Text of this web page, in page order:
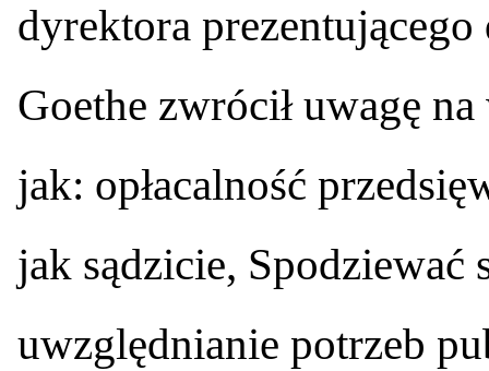
dyrektora
Goethe zwrócił uwagę
jak: opłacalność
jak sądzicie, Spodziewać
uwzględnianie potrzeb